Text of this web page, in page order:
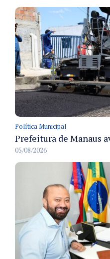
Política Municipal
05/08/2026